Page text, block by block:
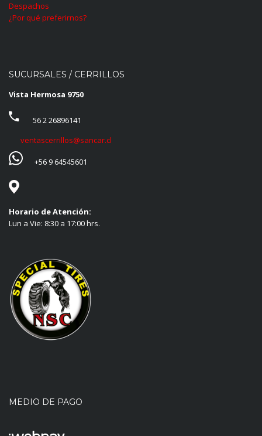
Despachos
¿Por qué preferirnos?
SUCURSALES / CERRILLOS
Vista Hermosa 9750
56 2 26896141
ventascerrillos@sancar.cl
+56 9 64545601
Horario de Atención:
Lun a Vie: 8:30 a 17:00 hrs.
MEDIO DE PAGO